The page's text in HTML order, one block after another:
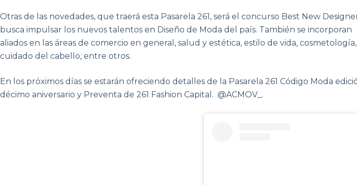
Otras de las novedades, que traerá esta Pasarela 261, será el concurso Best New
busca impulsar los nuevos talentos en Diseño de Moda del país. También se incorporan
aliados en las áreas de comercio en general, salud y estética, estilo de vida, cosmetología,
cuidado del cabello, entre otros.
En los próximos días se estarán ofreciendo detalles de la Pasarela 261 Código Moda
décimo aniversario y Preventa de 261 Fashion Capital. @ACMOV_.